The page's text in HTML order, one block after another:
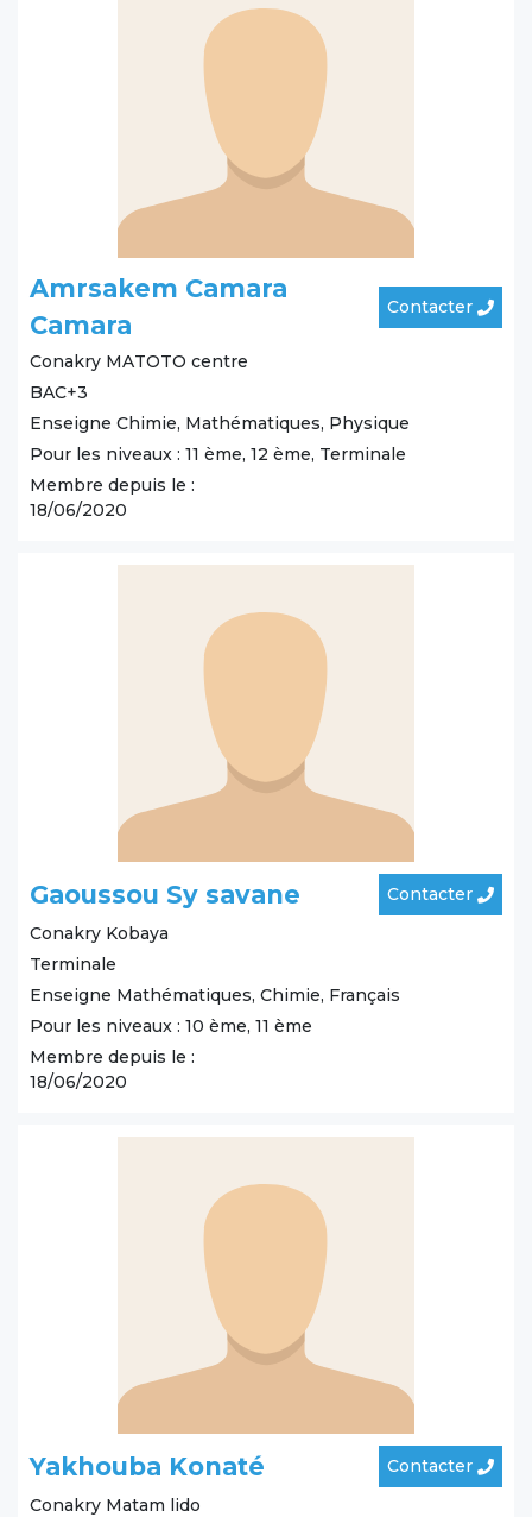
Amrsakem Camara
Camara
Contacter
Conakry MATOTO centre
BAC+3
Enseigne Chimie, Mathématiques, Physique
Pour les niveaux : 11 ème, 12 ème, Terminale
Membre depuis le :
18/06/2020
Gaoussou Sy savane
Contacter
Conakry Kobaya
Terminale
Enseigne Mathématiques, Chimie, Français
Pour les niveaux : 10 ème, 11 ème
Membre depuis le :
18/06/2020
Yakhouba Konaté
Contacter
Conakry Matam lido